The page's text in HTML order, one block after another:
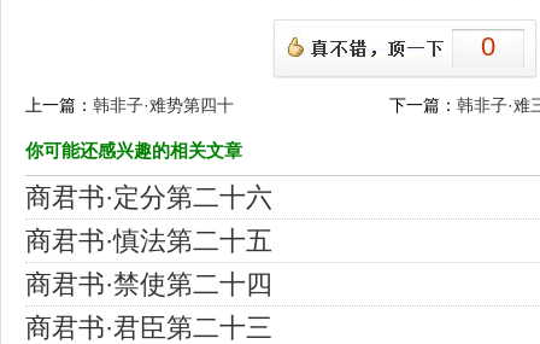
0
上一篇： 韩非子·难势第四十 下一篇：韩非子·难
你可能还感兴趣的相关文章
商君书·定分第二十六
商君书·慎法第二十五
商君书·禁使第二十四
商君书·君臣第二十三